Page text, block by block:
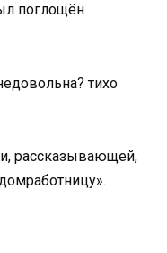
поглощён
тихо
рассказывающей,